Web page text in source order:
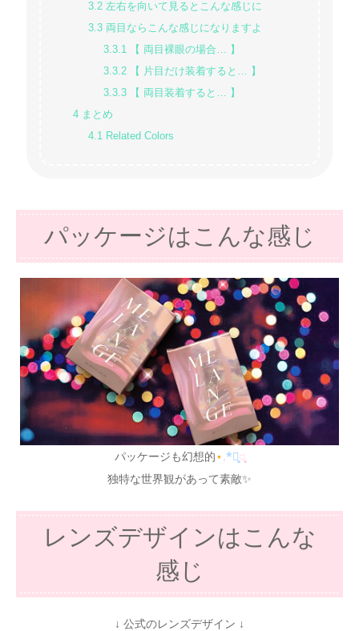
3.2左右を向いて見るとこんな感じに
3.3両目ならこんな感じになりますよ
3.3.1【 両目裸眼の場合… 】
3.3.2【 片目だけ装着すると… 】
3.3.3【 両目装着すると… 】
4 まとめ
4.1Related Colors
パッケージはこんな感じ
パッケージも幻想的⋆ *⃝̥◌̥
独特な世界観があって素敵✨
レンズデザインはこんな
感じ
↓ 公式のレンズデザイン ↓